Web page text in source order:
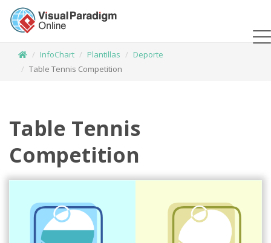
InfoChart Plantillas
Deporte
Table Tennis Competition
Table Tennis
Competition